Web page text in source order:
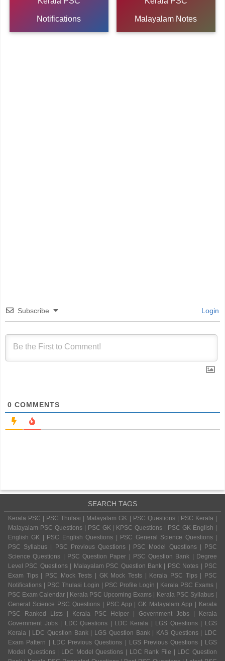
Notifications Malayalam Notes
Subscribe Login
0 COMMENTS
SEARCH TAGS
Kerala PSC | PSC Thulasi | Malayalam GK | PSC Questions | PSC Kerala |
Malayalam PSC Questions | PSC GK | KPSC Questions | PSC GK English |
English GK | PSC English Questions | PSC General Science Questions |
PSC Syllabus | PSC Previous Questions | PSC Model Questions | PSC
Science Questions | PSC Question Paper | PSC Question Bank | Degree
Level PSC Questions | Malayalam PSC Question Bank | PSC Notes | PSC
Exam Tips | PSC Mock Tests | GK Mock Tests | Kerala PSC Tips | PSC
Notifications | PSC Thulasi Login | PSC Profile Login | Kerala PSC Exams |
PSC Exam Calendar | Kerala PSC Upcoming Exams | Kerala PSC Syllabus |
General Science PSC Questions | PSC App | GK Malayalam App | Kerala
PSC Ranked Lists | Kerala PSC Helper | Government Jobs | Kerala
Government Jobs | LDC Questions | LDC Kerala | LGS Questions | LGS
Kerala | LDC Question Bank | LGS Question Bank | KAS Questions | LDC
Exam Pattern | LDC Previous Questions | LGS Previous Questions | LGS
Model Questions | LDC Model Questions | LDC Rank File | LDC Question